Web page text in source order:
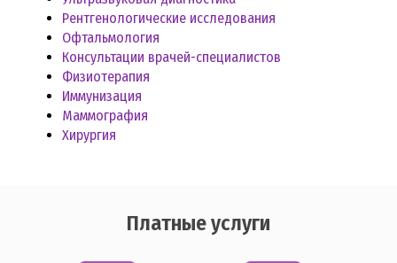
Рентгенологические исследования
Офтальмология
Консультации врачей-специалистов
Физиотерапия
Иммунизация
Маммография
Хирургия
Платные услуги